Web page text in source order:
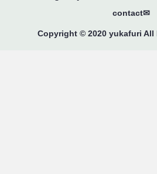
contact✉
Copyright © 2020 yukafuri All